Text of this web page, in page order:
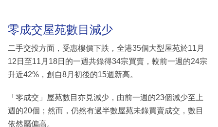
零成交屋苑數目減少
二手交投方面，受惠樓價下跌，全港35個大型屋苑於11月
12日至11月18日的一週共錄得34宗買賣，較前一週的24宗
升近42%，創自8月初後的15週新高。
「零成交」屋苑數目亦見減少，由前一週的23個減少至上
週的20個；然而，仍然有過半數屋苑未錄買賣成交，數目
依然屬偏高。